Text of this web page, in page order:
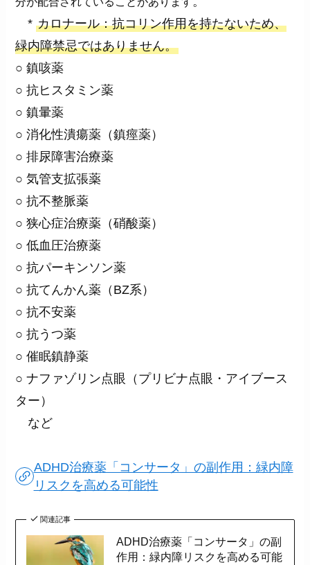
*カロナール：抗コリン作用を持たないため、
緑内障禁忌ではありません。
○ 鎮咳薬
○ 抗ヒスタミン薬
○ 鎮暈薬
○ 消化性潰瘍薬（鎮痙薬）
○ 排尿障害治療薬
○ 気管支拡張薬
○ 抗不整脈薬
○ 狭心症治療薬（硝酸薬）
○ 低血圧治療薬
○ 抗パーキンソン薬
○ 抗てんかん薬（BZ系）
○ 抗不安薬
○ 抗うつ薬
○ 催眠鎮静薬
○ ナファゾリン点眼（プリビナ点眼・アイブース
ター）
など
ADHD治療薬「コンサータ」の副作用：緑内障
リスクを高める可能性
関連記事
ADHD治療薬「コンサータ」の副
作用：緑内障リスクを高める可能